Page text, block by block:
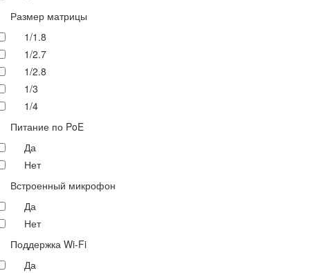
Размер матрицы
1/1.8
1/2.7
1/2.8
1/3
1/4
Питание по PoE
Да
Нет
Встроенный микрофон
Да
Нет
Поддержка Wi-Fi
Да